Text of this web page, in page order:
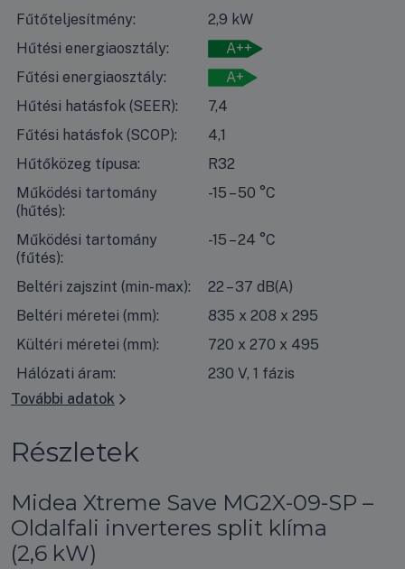
Fűtőteljesítmény:
2,9 kW
Hűtési energiaosztály:
A++
Fűtési energiaosztály:
A+
Hűtési hatásfok (SEER):
7,4
Fűtési hatásfok (SCOP):
4,1
Hűtőközeg típusa:
R32
Működési tartomány
(hűtés):
-15 – 50 °C
Működési tartomány
(fűtés):
-15 – 24 °C
Beltéri zajszint (min-max):
22 – 37 dB(A)
Beltéri méretei (mm):
835 x 208 x 295
Kültéri méretei (mm):
720 x 270 x 495
Hálózati áram:
230 V, 1 fázis
További adatok
Részletek
Midea Xtreme Save MG2X-09-SP –
Oldalfali inverteres split klíma
(2,6 kW)